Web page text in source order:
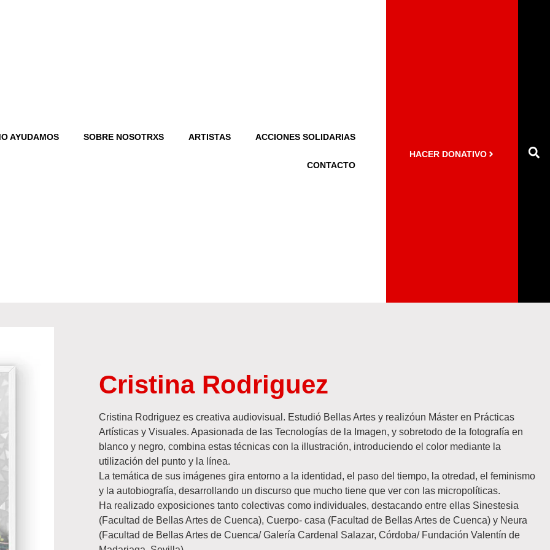
AYUDAMOS SOBRE NOSOTRXS ARTISTAS ACCIONES SOLIDARIAS
CONTACTO
HACER DONATIVO
Cristina Rodriguez
Cristina Rodriguez es creativa audiovisual. Estudió Bellas Artes y realizóun Máster en Prácticas
Artísticas y Visuales. Apasionada de las Tecnologías de la Imagen, y sobretodo de la fotografía en
blanco y negro, combina estas técnicas con la illustración, introduciendo el color mediante la
utilización del punto y la línea.
La temática de sus imágenes gira entorno a la identidad, el paso del tiempo, la otredad, el feminismo
y la autobiografía, desarrollando un discurso que mucho tiene que ver con las micropolíticas.
Ha realizado exposiciones tanto colectivas como individuales, destacando entre ellas Sinestesia
(Facultad de Bellas Artes de Cuenca), Cuerpo- casa (Facultad de Bellas Artes de Cuenca) y Neura
(Facultad de Bellas Artes de Cuenca/ Galería Cardenal Salazar, Córdoba/ Fundación Valentín de